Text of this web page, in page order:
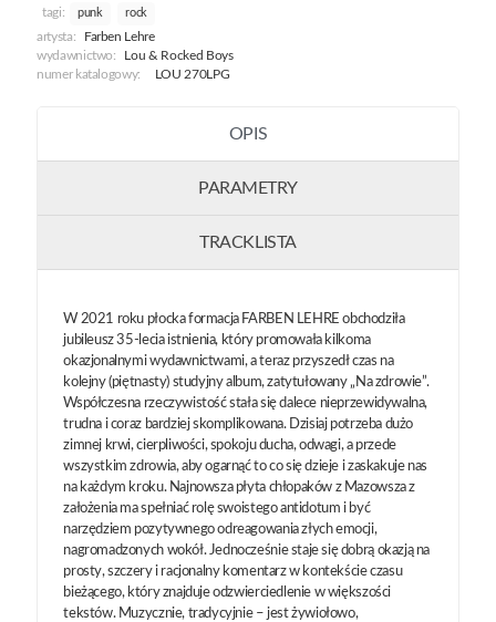
tagi:
punk rock
artysta:
Farben Lehre
wydawnictwo:
Lou & Rocked Boys
numer katalogowy:
LOU 270LPG
OPIS
PARAMETRY
TRACKLISTA
W 2021 roku płocka formacja FARBEN LEHRE obchodziła
jubileusz 35-lecia istnienia, który promowała kilkoma
okazjonalnymi wydawnictwami, a teraz przyszedł czas na
kolejny (piętnasty) studyjny album, zatytułowany „Na zdrowie”.
Współczesna rzeczywistość stała się dalece nieprzewidywalna,
trudna i coraz bardziej skomplikowana. Dzisiaj potrzeba dużo
zimnej krwi, cierpliwości, spokoju ducha, odwagi, a przede
wszystkim zdrowia, aby ogarnąć to co się dzieje i zaskakuje nas
na każdym kroku. Najnowsza płyta chłopaków z Mazowsza z
założenia ma spełniać rolę swoistego antidotum i być
narzędziem pozytywnego odreagowania złych emocji,
nagromadzonych wokół. Jednocześnie staje się dobrą okazją na
prosty, szczery i racjonalny komentarz w kontekście czasu
bieżącego, który znajduje odzwierciedlenie w większości
tekstów. Muzycznie, tradycyjnie – jest żywiołowo,